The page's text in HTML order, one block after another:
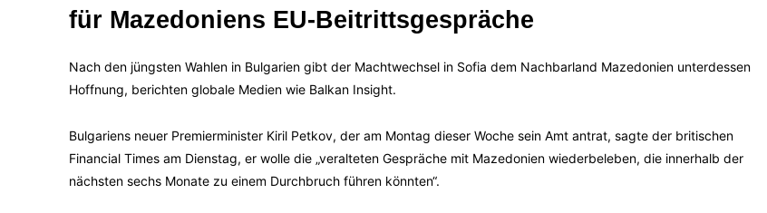
für Mazedoniens EU-Beitrittsgespräche
Nach den jüngsten Wahlen in Bulgarien gibt der Machtwechsel in Sofia dem Nachbarland Mazedonien unterdessen
Hoffnung, berichten globale Medien wie Balkan Insight.
Bulgariens neuer Premierminister Kiril Petkov, der am Montag dieser Woche sein Amt antrat, sagte der britischen
Financial Times am Dienstag, er wolle die „veralteten Gespräche mit Mazedonien wiederbeleben, die innerhalb der
nächsten sechs Monate zu einem Durchbruch führen könnten“.